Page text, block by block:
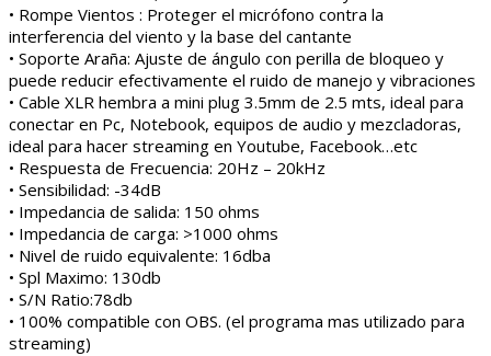
• Rompe Vientos : Proteger el micrófono contra la
interferencia del viento y la base del cantante
• Soporte Araña: Ajuste de ángulo con perilla de bloqueo y
puede reducir efectivamente el ruido de manejo y vibraciones
• Cable XLR hembra a mini plug 3.5mm de 2.5 mts, ideal para
conectar en Pc, Notebook, equipos de audio y mezcladoras,
ideal para hacer streaming en Youtube, Facebook…etc
• Respuesta de Frecuencia: 20Hz – 20kHz
• Sensibilidad: -34dB
• Impedancia de salida: 150 ohms
• Impedancia de carga: >1000 ohms
• Nivel de ruido equivalente: 16dba
• Spl Maximo: 130db
• S/N Ratio:78db
• 100% compatible con OBS. (el programa mas utilizado para
streaming)